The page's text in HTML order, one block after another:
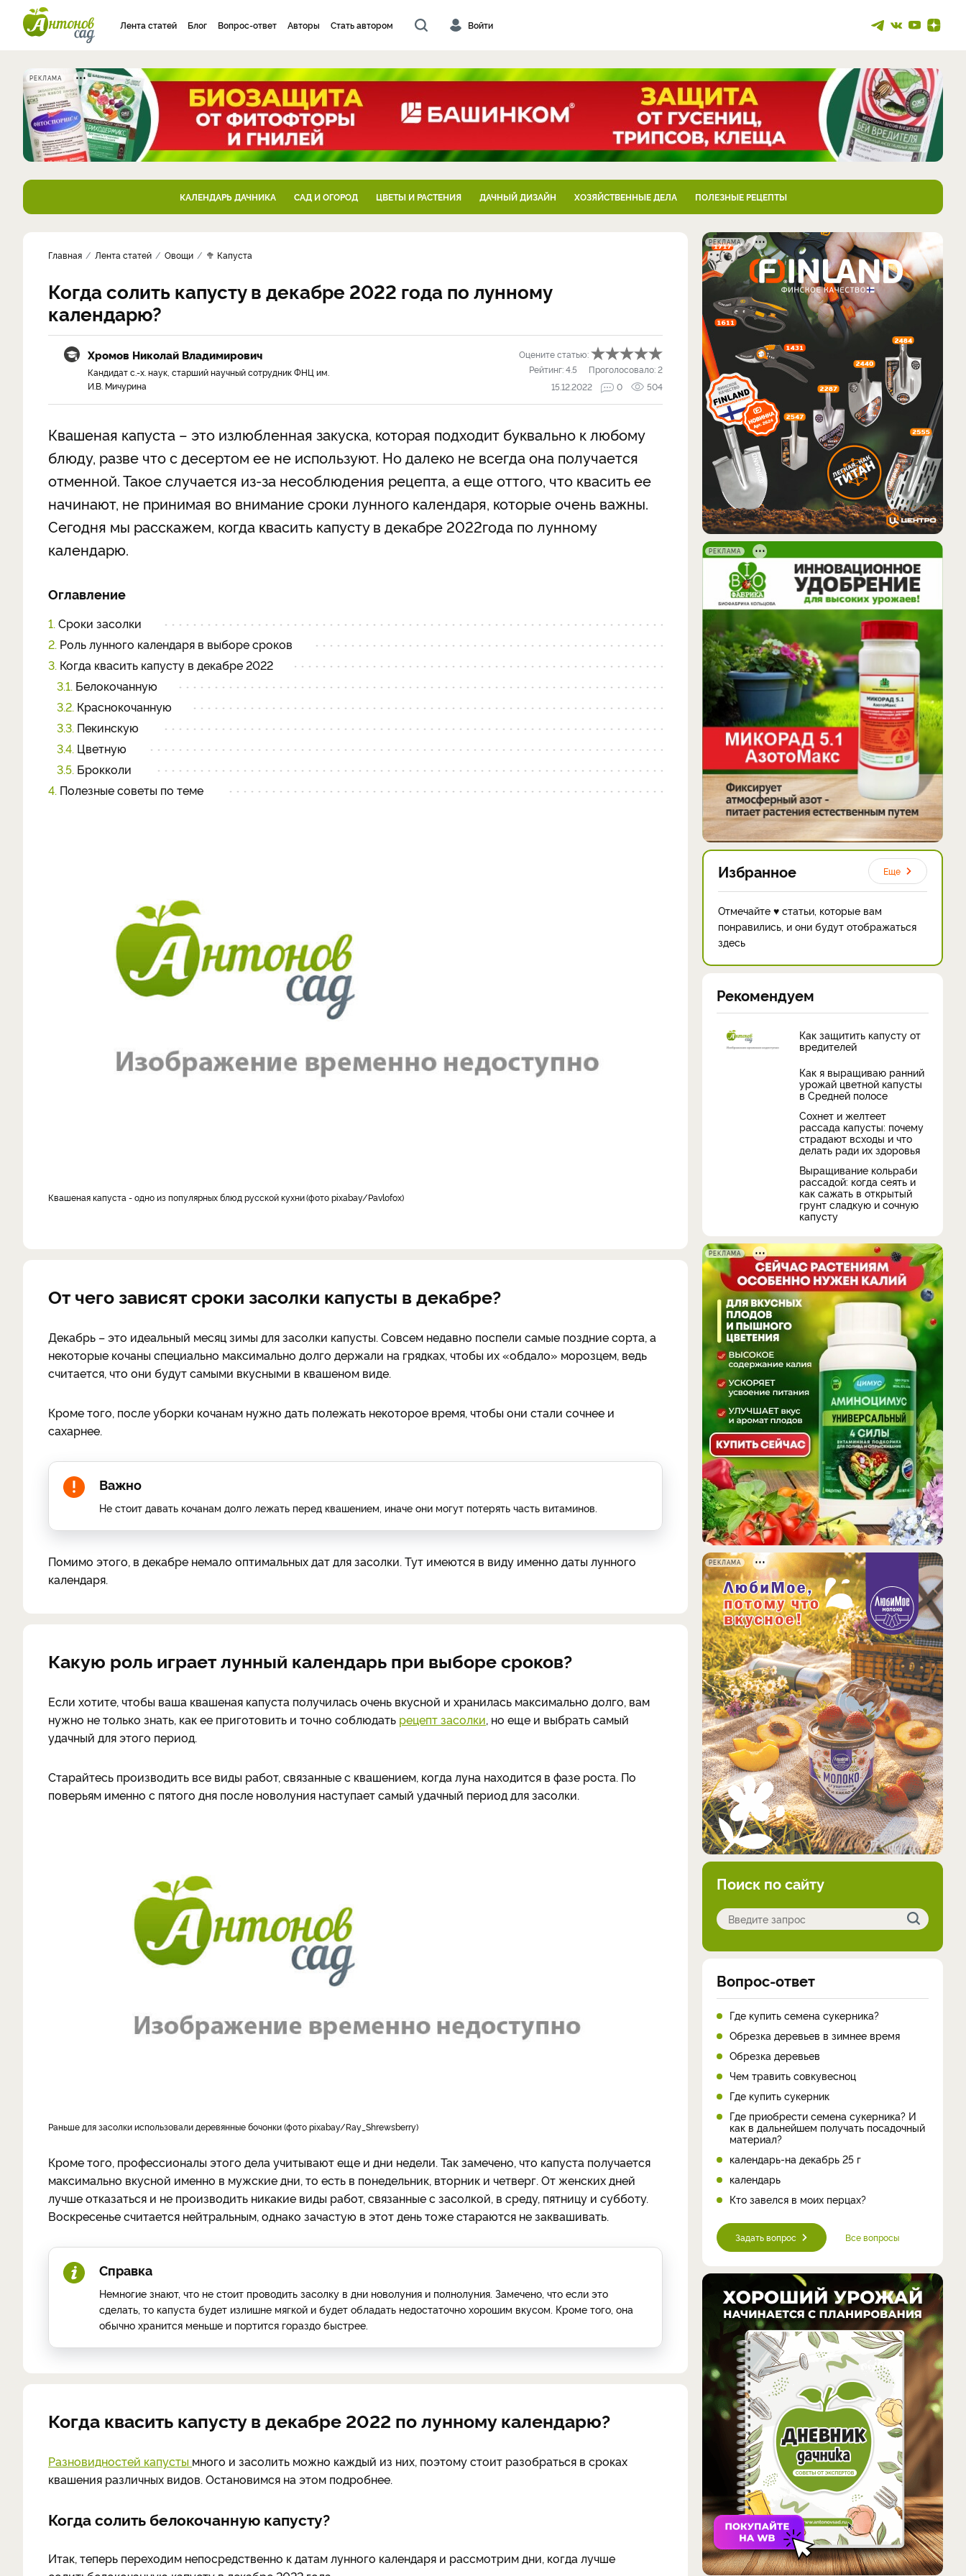
Лента статей Блог Вопрос-ответ Авторы Стать автором Войти
РЕКЛАМА
КАЛЕНДАРЬ ДАЧНИКА САД И ОГОРОД ЦВЕТЫ И РАСТЕНИЯ ДАЧНЫЙ ДИЗАЙН ХОЗЯЙСТВЕННЫЕ ДЕЛА ПОЛЕЗНЫЕ РЕЦЕПТЫ
Главная Лента статей Овощи 🥦 Капуста
Когда солить капусту в декабре 2022 года по лунному
календарю?
Хромов Николай Владимирович
Кандидат с.-х. наук, старший научный сотрудник ФНЦ им.
И.В. Мичурина
Оцените статью:
Рейтинг:4.5 Проголосовало:2
15.12.2022
0 504
Квашеная капуста – это излюбленная закуска, которая подходит буквально к любому
блюду, разве что с десертом ее не используют. Но далеко не всегда она получается
отменной. Такое случается из-за несоблюдения рецепта, а еще оттого, что квасить ее
начинают, не принимая во внимание сроки лунного календаря, которые очень важны.
Сегодня мы расскажем, когда квасить капусту в декабре 2022года по лунному
календарю.
Оглавление
1. Сроки засолки
2. Роль лунного календаря в выборе сроков
3. Когда квасить капусту в декабре 2022
3.1. Белокочанную
3.2. Краснокочанную
3.3. Пекинскую
3.4. Цветную
3.5. Брокколи
4. Полезные советы по теме
Квашеная капуста - одно из популярных блюд русской кухни фото pixabay/Pavlofox
От чего зависят сроки засолки капусты в декабре?
Декабрь – это идеальный месяц зимы для засолки капусты. Совсем недавно поспели самые поздние сорта, а
некоторые кочаны специально максимально долго держали на грядках, чтобы их «обдало» морозцем, ведь
считается, что они будут самыми вкусными в квашеном виде.
Кроме того, после уборки кочанам нужно дать полежать некоторое время, чтобы они стали сочнее и
сахарнее.
Важно
Не стоит давать кочанам долго лежать перед квашением, иначе они могут потерять часть витаминов.
Помимо этого, в декабре немало оптимальных дат для засолки. Тут имеются в виду именно даты лунного
календаря.
Какую роль играет лунный календарь при выборе сроков?
Если хотите, чтобы ваша квашеная капуста получилась очень вкусной и хранилась максимально долго, вам
нужно не только знать, как ее приготовить и точно соблюдать рецепт засолки, но еще и выбрать самый
удачный для этого период.
Старайтесь производить все виды работ, связанные с квашением, когда луна находится в фазе роста. По
поверьям именно с пятого дня после новолуния наступает самый удачный период для засолки.
Раньше для засолки использовали деревянные бочонки (фото pixabay/Ray_Shrewsbеrry)
Кроме того, профессионалы этого дела учитывают еще и дни недели. Так замечено, что капуста получается
максимально вкусной именно в мужские дни, то есть в понедельник, вторник и четверг. От женских дней
лучше отказаться и не производить никакие виды работ, связанные с засолкой, в среду, пятницу и субботу.
Воскресенье считается нейтральным, однако зачастую в этот день тоже стараются не заквашивать.
Справка
Немногие знают, что не стоит проводить засолку в дни новолуния и полнолуния. Замечено, что если это
сделать, то капуста будет излишне мягкой и будет обладать недостаточно хорошим вкусом. Кроме того, она
обычно хранится меньше и портится гораздо быстрее.
Когда квасить капусту в декабре 2022 по лунному календарю?
Разновидностей капусты много и засолить можно каждый из них, поэтому стоит разобраться в сроках
квашения различных видов. Остановимся на этом подробнее.
Когда солить белокочанную капусту?
Итак, теперь переходим непосредственно к датам лунного календаря и рассмотрим дни, когда лучше
РЕКЛАМА
РЕКЛАМА
Избранное Еще
Отмечайте ♥ статьи, которые вам
понравились, и они будут отображаться
здесь
Рекомендуем
Как защитить капусту от
вредителей
Как я выращиваю ранний
урожай цветной капусты
в Средней полосе
Сохнет и желтеет
рассада капусты: почему
страдают всходы и что
делать ради их здоровья
Выращивание кольраби
рассадой: когда сеять и
как сажать в открытый
грунт сладкую и сочную
капусту
РЕКЛАМА
РЕКЛАМА
Поиск по сайту
Вопрос-ответ
Где купить семена сукерника?
Обрезка деревьев в зимнее время
Обрезка деревьев
Чем травить совкувесноц
Где купить сукерник
Где приобрести семена сукерника? И
как в дальнейшем получать посадочный
материал?
календарь-на декабрь 25 г
календарь
Кто завелся в моих перцах?
Задать вопрос Все вопросы